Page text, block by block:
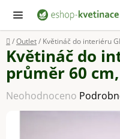
obsah
Domů
/Outlet/ Květináč do interiéru
Květináč do
průměr 60
Průměrné
hodnocení
Neohodnoceno